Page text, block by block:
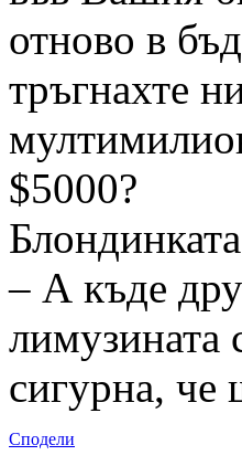
отново в
тръгнахте
$5000?
– А къде
лимузината
сигурна, че
Сподели